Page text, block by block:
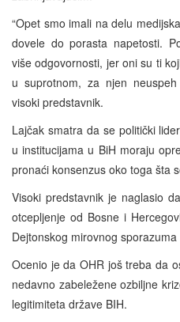
“Opet smo imali na delu
dovele do porasta napetosti.
više odgovornosti, jer oni su ti
u suprotnom, za njen
visoki predstavnik.
Lajčak smatra da se politički
u institucijama u BiH moraju
pronaći konsenzus oko toga šta
Visoki predstavnik je naglasio
otcepljenje od Bosne i
Dejtonskog mirovnog
Ocenio je da OHR još treba da
nedavno zabeležene ozbiljne
legitimiteta države BIH.